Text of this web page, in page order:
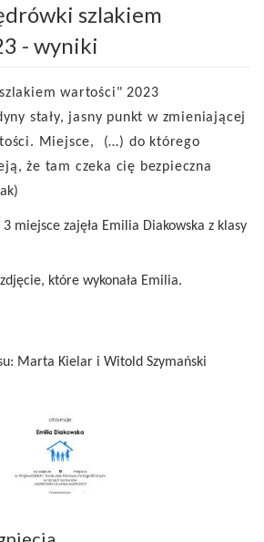
szlakiem
- wyniki
wartości" 2023
stały, jasny punkt w zmieniającej
Miejsce, (…) do którego
że tam czeka cię bezpieczna
miejsce zajęła Emilia Diakowska z klasy
które wykonała Emilia.
Marta Kielar i Witold Szymański